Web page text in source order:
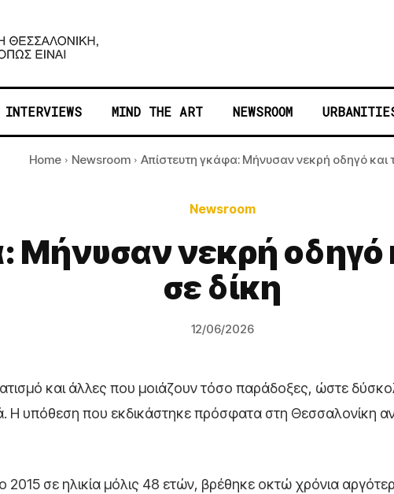
INTERVIEWS MIND THE ART NEWSROOM
Home Newsroom Απίστευτη γκάφα: Μήνυσαν νεκρή οδηγό και
Newsroom
Μήνυσαν νεκρή
σε δίκη
12/06/2026
και άλλες που μοιάζουν τόσο παράδοξες, ώστε
Η υπόθεση που εκδικάστηκε πρόσφατα στη Θεσσαλονίκη
2015 σε ηλικία μόλις 48 ετών, βρέθηκε οκτώ χρόνια